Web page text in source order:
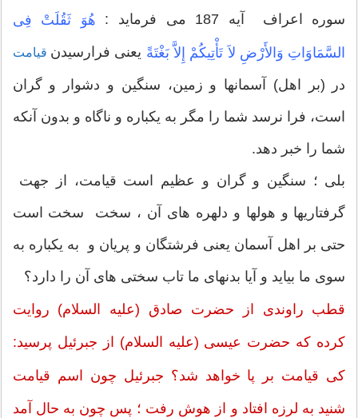
سوره اعراف آیه 187 مى فرماید :
هُوَ ثَقُلَتْ فِی
السَّمَاوَاتِ وَالأَرْضِ لاَ تَأْتِیكُمْ إِلاَّ بَغْتَةً یعنی فرارسیدن قیامت
در (بر اهل) آسمانها و زمین، سنگین و دشوار و گران
است، فرا نرسد شما را مگر به یکباره و ناگاه و بدون آنکه
شما را خبر دهد.
بلی ؛ سنگین و گران و عظیم است قیامت، از جهت
گرفتاریها و هولها و دلهره هاى آن ، سخت سخت است
حتی بر اهل آسمان یعنی فرشتگان و پریان و به یکباره به
سوی ما بیاید و آیا بدنهای ما تاب سختی های آن را دارد؟
قطب راوندى از حضرت صادق (علیه السلام) روایت
کرده که حضرت عیسى (علیه السلام) از جبرئیل پرسید:
کى قیامت بر پا خواهد شد؟ جبرئیل چون اسم قیامت
شنید به لرزه افتاد و از هوش رفت ؛ پس چون به حال آمد